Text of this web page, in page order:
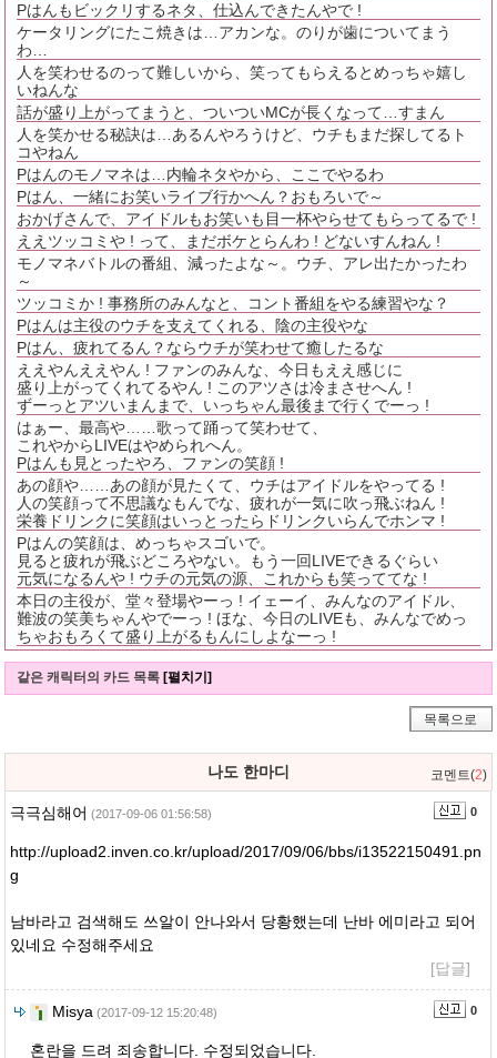
Pはんもビックリするネタ、仕込んできたんやで !
ケータリングにたこ焼きは…アカンな。のりが歯についてまう
わ…
人を笑わせるのって難しいから、笑ってもらえるとめっちゃ嬉し
いねんな
話が盛り上がってまうと、ついついMCが長くなって…すまん
人を笑かせる秘訣は…あるんやろうけど、ウチもまだ探してるト
コやねん
Pはんのモノマネは…内輪ネタやから、ここでやるわ
Pはん、一緒にお笑いライブ行かへん？おもろいで～
おかげさんで、アイドルもお笑いも目一杯やらせてもらってるで !
ええツッコミや ! って、まだボケとらんわ ! どないすんねん !
モノマネバトルの番組、減ったよな～。ウチ、アレ出たかったわ
～
ツッコミか ! 事務所のみんなと、コント番組をやる練習やな？
Pはんは主役のウチを支えてくれる、陰の主役やな
Pはん、疲れてるん？ならウチが笑わせて癒したるな
ええやんええやん ! ファンのみんな、今日もええ感じに
盛り上がってくれてるやん ! このアツさは冷まさせへん !
ずーっとアツいまんまで、いっちゃん最後まで行くでーっ !
はぁー、最高や……歌って踊って笑わせて、
これやからLIVEはやめられへん。
Pはんも見とったやろ、ファンの笑顔 !
あの顔や……あの顔が見たくて、ウチはアイドルをやってる !
人の笑顔って不思議なもんでな、疲れが一気に吹っ飛ぶねん !
栄養ドリンクに笑顔はいっとったらドリンクいらんでホンマ !
Pはんの笑顔は、めっちゃスゴいで。
見ると疲れが飛ぶどころやない。もう一回LIVEできるぐらい
元気になるんや ! ウチの元気の源、これからも笑っててな !
本日の主役が、堂々登場やーっ ! イェーイ、みんなのアイドル、
難波の笑美ちゃんやでーっ ! ほな、今日のLIVEも、みんなでめっ
ちゃおもろくて盛り上がるもんにしよなーっ !
같은 캐릭터의 카드 목록 [펼치기]
목록으로
나도 한마디 코멘트(2)
극극심해어 (2017-09-06 01:56:58) 0
http://upload2.inven.co.kr/upload/2017/09/06/bbs/i13522150491.pn
g
남바라고 검색해도 쓰알이 안나와서 당황했는데 난바 에미라고 되어
있네요 수정해주세요
[답글]
Misya (2017-09-12 15:20:48) 0
혼란을 드려 죄송합니다. 수정되었습니다.